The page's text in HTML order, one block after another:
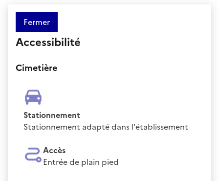
Fermer
Accessibilité
Cimetière
Stationnement
Stationnement adapté dans l'établissement
Accès
Entrée de plain pied